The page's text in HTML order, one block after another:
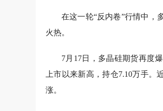
在这一轮“反内卷”行情中，
火热。
7月17日，多晶硅期货再度
上市以来新高，持仓7.10万手
涨。